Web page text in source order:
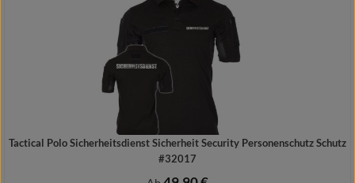
Tactical Polo Sicherheitsdienst Sicherheit Security Personenschutz Schutz
#32017